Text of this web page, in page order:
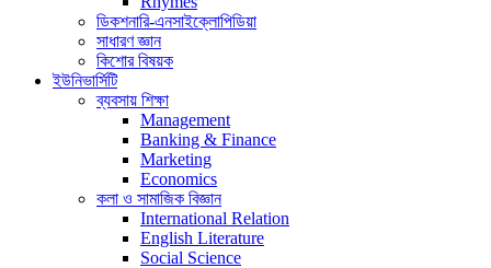
ডিকশনারি-এনসাইক্লোপিডিয়া
সাধারণ জ্ঞান
কিশোর বিষয়ক
ইউনিভার্সিটি
ব্যবসায় শিক্ষা
Management
Banking & Finance
Marketing
Economics
কলা ও সামাজিক বিজ্ঞান
International Relation
English Literature
Social Science